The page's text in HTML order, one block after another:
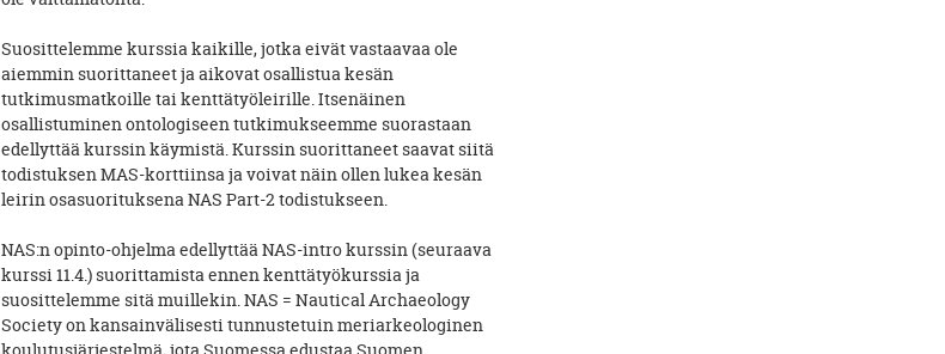
Suosittelemme kurssia kaikille, jotka eivät vastaavaa ole
aiemmin suorittaneet ja aikovat osallistua kesän
tutkimusmatkoille tai kenttätyöleirille. Itsenäinen
osallistuminen ontologiseen tutkimukseemme suorastaan
edellyttää kurssin käymistä. Kurssin suorittaneet saavat siitä
todistuksen MAS-korttiinsa ja voivat näin ollen lukea kesän
leirin osasuorituksena NAS Part-2 todistukseen.
NAS:n opinto-ohjelma edellyttää NAS-intro kurssin (seuraava
kurssi 11.4.) suorittamista ennen kenttätyökurssia ja
suosittelemme sitä muillekin. NAS = Nautical Archaeology
Society on kansainvälisesti tunnustetuin meriarkeologinen